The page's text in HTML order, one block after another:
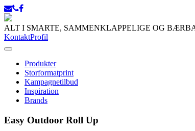
ALT I SMARTE, SAMMENKLAPPELIGE OG
KontaktProfil
Produkter
Storformatprint
Kampagnetilbud
Inspiration
Brands
Easy Outdoor Roll Up